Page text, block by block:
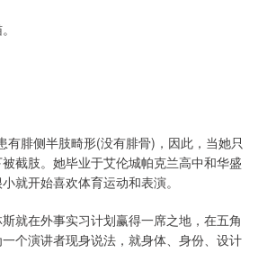
有腓侧半肢畸形(没有腓骨)，因此，当她只
截肢。她毕业于艾伦城帕克兰高中和华盛
就开始喜欢体育运动和表演。
就在外事实习计划赢得一席之地，在五角
个演讲者现身说法，就身体、身份、设计